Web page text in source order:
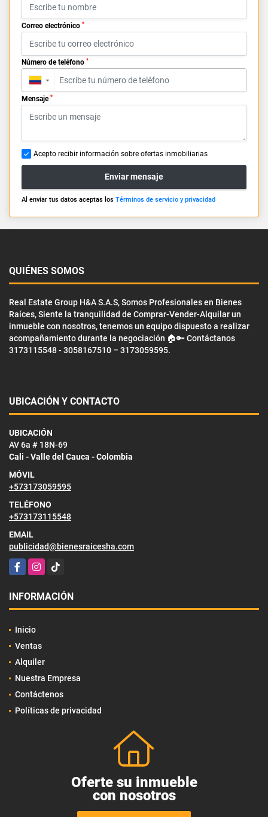
Correo electrónico *
Número de teléfono *
▼
Mensaje *
Acepto recibir información sobre ofertas inmobiliarias
Enviar mensaje
Al enviar tus datos aceptas los Términos de servicio y privacidad
QUIÉNES SOMOS
Real Estate Group H&A S.A.S, Somos Profesionales en Bienes
Raíces, Siente la tranquilidad de Comprar-Vender-Alquilar un
inmueble con nosotros, tenemos un equipo dispuesto a realizar
acompañamiento durante la negociación 🏠🔑 Contáctanos
3173115548 - 3058167510 – 3173059595.
UBICACIÓN Y CONTACTO
UBICACIÓN
AV 6a # 18N-69
Cali - Valle del Cauca - Colombia
MÓVIL
+573173059595
TELÉFONO
+573173115548
EMAIL
publicidad@bienesraicesha.com
FacebookInstagram
TikTok
INFORMACIÓN
Inicio
Ventas
Alquiler
Nuestra Empresa
Contáctenos
Políticas de privacidad
Oferte su inmueble
con nosotros